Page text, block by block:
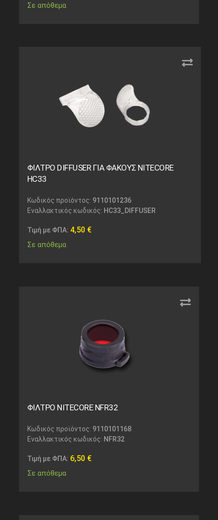
Σε απόθεμα
ΦΙΛΤΡΟ DIFFUSER ΓΙΑ ΦΑΚΟΥΣ NITECORE
HC33
Κωδικός προϊόντος: 9110101236
Εναλλακτικός κωδικός: HC33_DIFFUSER
Τιμή με ΦΠΑ: 4,50 €
Σε απόθεμα
ΦΙΛΤΡΟ NITECORE NFR32
Κωδικός προϊόντος: 9110101168
Εναλλακτικός κωδικός: NFR32
Τιμή με ΦΠΑ: 6,50 €
Σε απόθεμα